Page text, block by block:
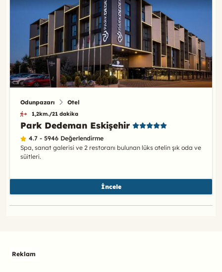
Odunpazarı Otel
1,2km./21 dakika
Park Dedeman Eskişehir
4.7 - 5946 Değerlendirme
Spa, sanat galerisi ve 2 restoranı bulunan lüks otelin şık oda ve
süitleri.
İncele
Reklam